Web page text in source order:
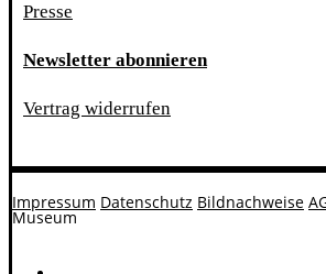
Presse
Newsletter abonnieren
Vertrag widerrufen
Impressum Datenschutz Bildnachweise
Museum